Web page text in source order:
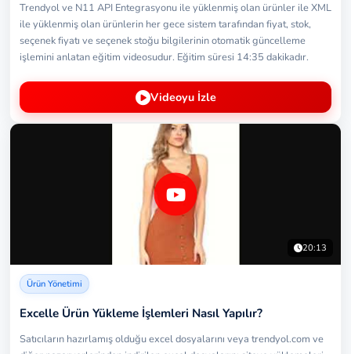
Trendyol ve N11 API Entegrasyonu ile yüklenmiş olan ürünler ile XML
ile yüklenmiş olan ürünlerin her gece sistem tarafından fiyat, stok,
seçenek fiyatı ve seçenek stoğu bilgilerinin otomatik güncelleme
işlemini anlatan eğitim videosudur. Eğitim süresi 14:35 dakikadır.
Videoyu İzle
20:13
Ürün Yönetimi
Excelle Ürün Yükleme İşlemleri Nasıl Yapılır?
Satıcıların hazırlamış olduğu excel dosyalarını veya trendyol.com ve